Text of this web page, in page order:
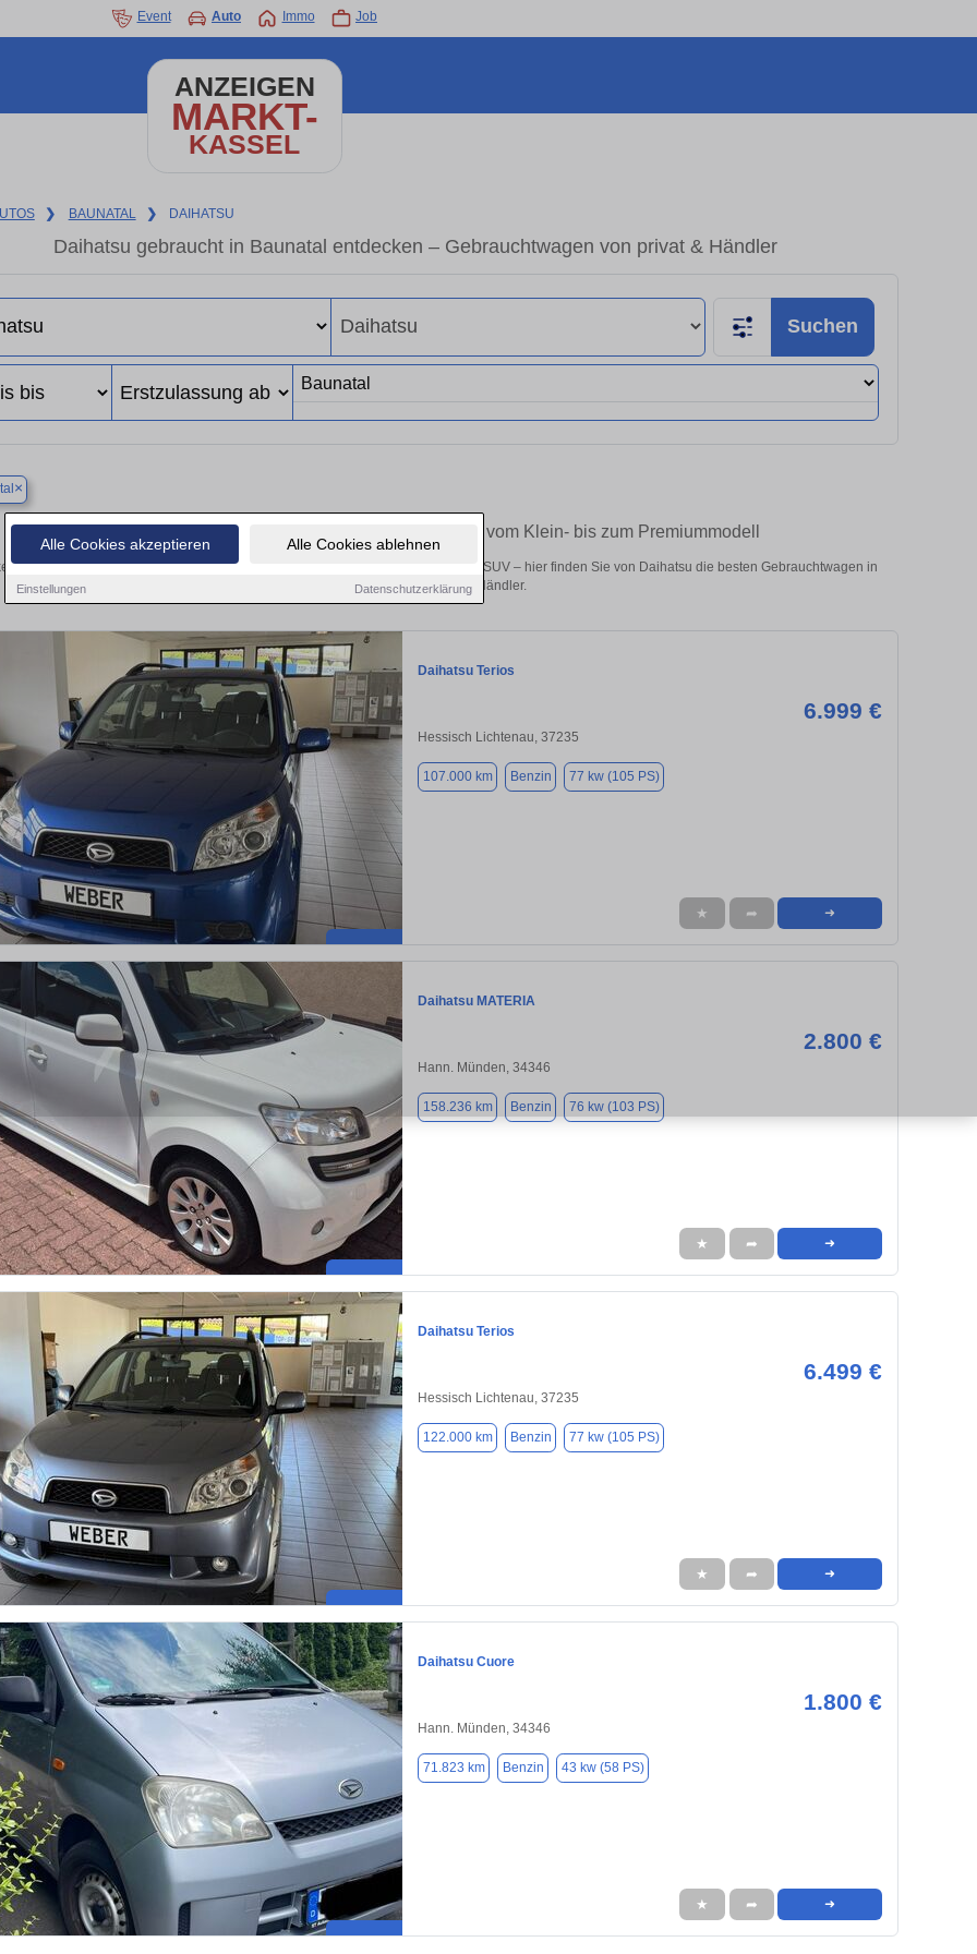
Alle Cookies akzeptieren Alle Cookies ablehnen
Einstellungen Datenschutzerklärung
Event Auto Immo Job
ANZEIGEN
MARKT-
KASSEL
❯ BAUNATAL ❯ DAIHATSU
Daihatsu gebraucht in Baunatal entdecken – Gebrauchtwagen von privat & Händler
Suchen
×
Finden Sie in Baunatal Ihren gebrauchten Daihatsu – vom Klein- bis zum Premiummodell
Sie in Baunatal gebrauchte Daihatsu Fahrzeuge. Von Kleinwagen bis hin zum SUV – hier finden Sie von Daihatsu die besten Gebrauchtwagen in
Baunatal von privat und vom Händler.
Daihatsu Terios
6.999 €
Hessisch Lichtenau, 37235
107.000 km Benzin 77 kw (105 PS)
★ ➦ ➜
Daihatsu MATERIA
2.800 €
Hann. Münden, 34346
158.236 km Benzin 76 kw (103 PS)
★ ➦ ➜
Daihatsu Terios
6.499 €
Hessisch Lichtenau, 37235
122.000 km Benzin 77 kw (105 PS)
★ ➦ ➜
Daihatsu Cuore
1.800 €
Hann. Münden, 34346
71.823 km Benzin 43 kw (58 PS)
★ ➦ ➜